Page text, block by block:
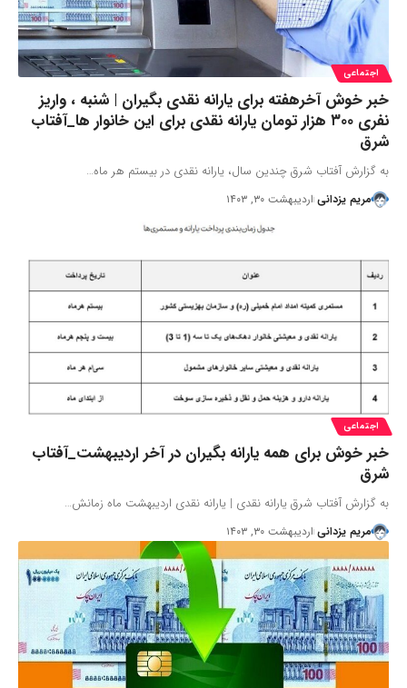
اجتماعی
خبر خوش آخرهفته برای یارانه نقدی بگیران | شنبه ، واریز
نفری ۳۰۰ هزار تومان یارانه نقدی برای این خانوار ها_آفتاب
شرق
به گزارش آفتاب شرق چندین سال، یارانه نقدی در بیستم هر ماه…
مریم یزدانی اردیبهشت ۳۰, ۱۴۰۳
اجتماعی
خبر خوش برای همه یارانه بگیران در آخر اردیبهشت_آفتاب
شرق
به گزارش آفتاب شرق یارانه نقدی | یارانه نقدی اردیبهشت ماه زمانش…
مریم یزدانی اردیبهشت ۳۰, ۱۴۰۳